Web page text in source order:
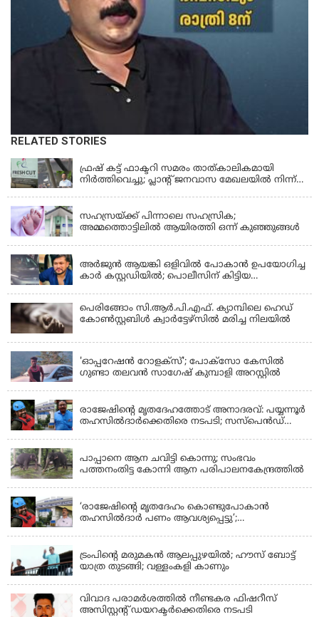
RELATED STORIES
KERALA
ഫ്രഷ് കട്ട് ഫാക്ടറി സമരം താത്കാലികമായി
നിർത്തിവെച്ചു; പ്ലാൻ്റ് ജനവാസ മേഖലയിൽ നിന്ന്
സഹസ്രയ്ക്ക് പിന്നാലെ സഹസ്രിക;
അമ്മത്തൊട്ടിലില്‍ ആയിരത്തി ഒന്ന് കുഞ്ഞുങ്ങള്‍
അർജുൻ ആയങ്കി ഒളിവിൽ പോകാൻ ഉപയോഗിച്ച
കാർ കസ്റ്റഡിയിൽ; പൊലീസിന് കിട്ടിയ
പെരിങ്ങോം സി.ആർ.പി.എഫ്. ക്യാമ്പിലെ ഹെഡ്
കോൺസ്റ്റബിൾ ക്വാർട്ടേഴ്സിൽ മരിച്ച നിലയിൽ
'ഓപ്പറേഷൻ റോളക്സ്'; പോക്സോ കേസിൽ
ഗുണ്ടാ തലവൻ സാഗേഷ് കുമ്പാളി അറസ്റ്റിൽ
രാജേഷിന്റെ മൃതദേഹത്തോട് അനാദരവ്: പയ്യന്നൂർ
തഹസിൽദാർക്കെതിരെ നടപടി; സസ്പെൻഡ്
പാപ്പാനെ ആന ചവിട്ടി കൊന്നു; സംഭവം
പത്തനംതിട്ട കോന്നി ആന പരിപാലനകേന്ദ്രത്തിൽ
‘രാജേഷിന്‍റെ മൃതദേഹം കൊണ്ടുപോകാന്‍
തഹസില്‍ദാര്‍ പണം ആവശ്യപ്പെട്ടു’;
ട്രംപിന്റെ മരുമകന്‍ ആലപ്പുഴയില്‍; ഹൗസ് ബോട്ട്
യാത്ര തുടങ്ങി; വള്ളംകളി കാണും
വിവാദ പരാമര്‍ശത്തില്‍ നീണ്ടകര ഫിഷറീസ്
അസിസ്റ്റന്റ് ഡയറക്ടര്‍ക്കെതിരെ നടപടി